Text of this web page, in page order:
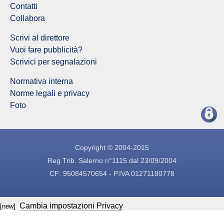
Contatti
Collabora
Scrivi al direttore
Vuoi fare pubblicità?
Scrivici per segnalazioni
Normativa interna
Norme legali e privacy
Foto
Copyright © 2004-2015
Reg.Trib. Salerno n°1115 dal 23/09/2004
CF: 95084570654 - P.IVA 01271180778
[new] Cambia impostazioni Privacy